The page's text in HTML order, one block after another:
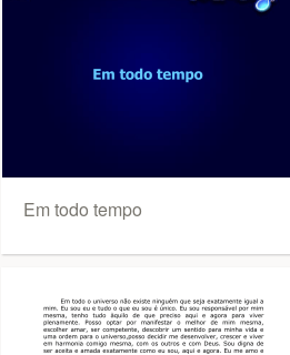
Em todo tempo